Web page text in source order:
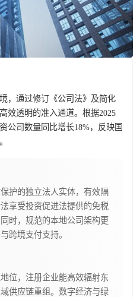
，通过修订《公司法》及简化
效透明的准入通道。根据2025
公司数量同比增长18%，反映国
护的独立法人实体，有效隔
享受投资促进法提供的免税
时，规范的本地公司架构更
跨境支付支持。
位，注册企业能高效辐射东
供应链重组。数字经济与绿